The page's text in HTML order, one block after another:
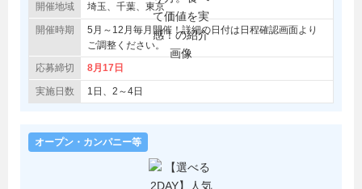
開催地域 埼玉、千葉、東京
開催時期
5月～12月毎月開催！詳細の日付は日程確認画面より
ご調整ください。
応募締切
8月17日
実施日数 1日、2～4日
オープン・カンパニー等